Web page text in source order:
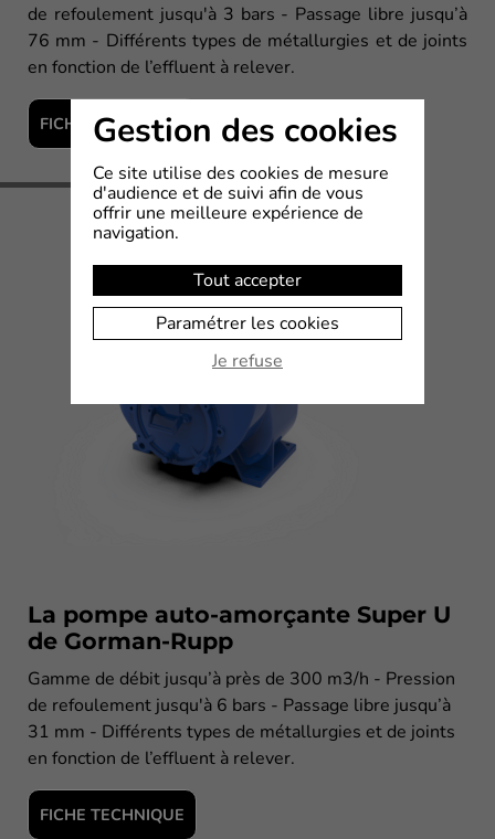
de refoulement jusqu'à 3 bars - Passage libre jusqu’à
76 mm - Différents types de métallurgies et de joints
en fonction de l’effluent à relever.
FICHE TECHNIQUE
La pompe auto-amorçante Super U
de Gorman-Rupp
Gamme de débit jusqu’à près de 300 m3/h - Pression
de refoulement jusqu'à 6 bars - Passage libre jusqu’à
31 mm - Différents types de métallurgies et de joints
en fonction de l’effluent à relever.
FICHE TECHNIQUE
Gestion des cookies
Ce site utilise des cookies de mesure
d'audience et de suivi afin de vous
offrir une meilleure expérience de
navigation.
Tout accepter
Paramétrer les cookies
Je refuse